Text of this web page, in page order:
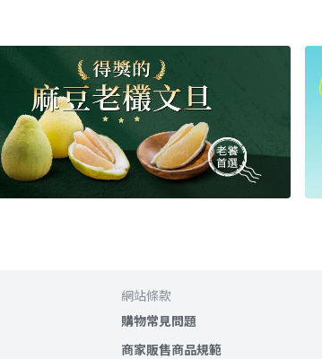
網站條款
購物常見問題
商家販售商品規範